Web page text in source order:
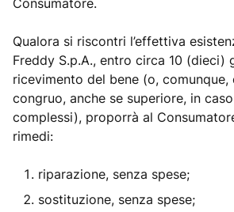
Consumatore.
Qualora si riscontri l’effettiva
Freddy S.p.A., entro circa 10 (dieci)
ricevimento del bene (o, comunque,
congruo, anche se superiore, in
complessi), proporrà al
rimedi:
riparazione, senza spese;
sostituzione, senza spese;